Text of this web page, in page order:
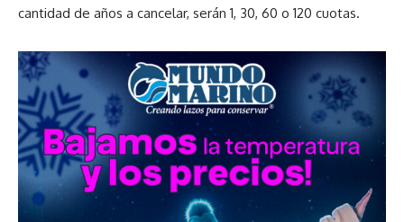
cantidad de años a cancelar, serán 1, 30, 60 o 120 cuotas.